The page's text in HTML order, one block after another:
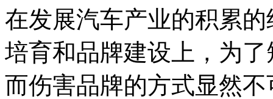
在发展汽车产业的积累
培育和品牌建设上，为
而伤害品牌的方式显然不